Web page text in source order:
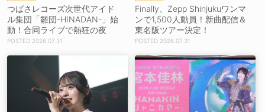
つばさレコーズ次世代アイド
ル集団「雛団-HINADAN-」始
動！合同ライブで熱狂の夜
2026.07.31
Finally、Zepp Shinjukuワンマ
ンで1,500人動員！新曲配信＆
東名阪ツアー決定！
2026.07.31